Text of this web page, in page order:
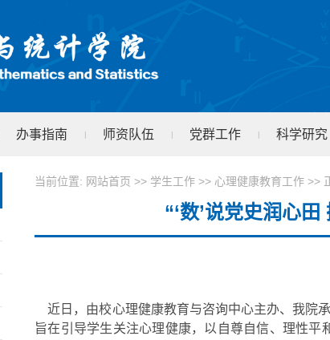
办事指南 | 师资队伍 | 党群工作 | 科学研究
当前位置: 网站首页 >> 学生工作 >> 心理健康教育工作 >>
“‘数’说党史润心
近日，由校心理健康教育与咨询中心主办、我院
旨在引导学生关注心理健康，以自尊自信、理性